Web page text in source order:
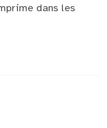
dans les